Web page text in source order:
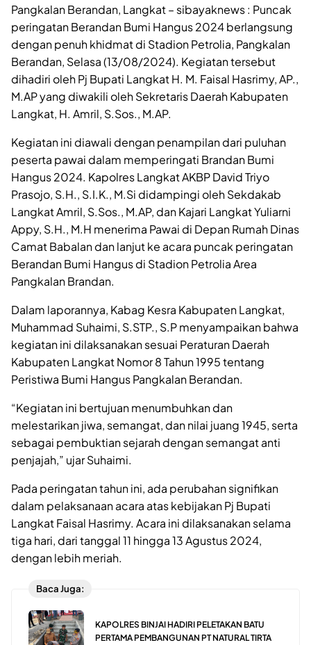
Pangkalan Berandan, Langkat – sibayaknews : Puncak
peringatan Berandan Bumi Hangus 2024 berlangsung
dengan penuh khidmat di Stadion Petrolia, Pangkalan
Berandan, Selasa (13/08/2024). Kegiatan tersebut
dihadiri oleh Pj Bupati Langkat H. M. Faisal Hasrimy, AP.,
M.AP yang diwakili oleh Sekretaris Daerah Kabupaten
Langkat, H. Amril, S.Sos., M.AP.
Kegiatan ini diawali dengan penampilan dari puluhan
peserta pawai dalam memperingati Brandan Bumi
Hangus 2024. Kapolres Langkat AKBP David Triyo
Prasojo, S.H., S.I.K., M.Si didampingi oleh Sekdakab
Langkat Amril, S.Sos., M.AP, dan Kajari Langkat Yuliarni
Appy, S.H., M.H menerima Pawai di Depan Rumah Dinas
Camat Babalan dan lanjut ke acara puncak peringatan
Berandan Bumi Hangus di Stadion Petrolia Area
Pangkalan Brandan.
Dalam laporannya, Kabag Kesra Kabupaten Langkat,
Muhammad Suhaimi, S.STP., S.P menyampaikan bahwa
kegiatan ini dilaksanakan sesuai Peraturan Daerah
Kabupaten Langkat Nomor 8 Tahun 1995 tentang
Peristiwa Bumi Hangus Pangkalan Berandan.
“Kegiatan ini bertujuan menumbuhkan dan
melestarikan jiwa, semangat, dan nilai juang 1945, serta
sebagai pembuktian sejarah dengan semangat anti
penjajah,” ujar Suhaimi.
Pada peringatan tahun ini, ada perubahan signifikan
dalam pelaksanaan acara atas kebijakan Pj Bupati
Langkat Faisal Hasrimy. Acara ini dilaksanakan selama
tiga hari, dari tanggal 11 hingga 13 Agustus 2024,
dengan lebih meriah.
Baca Juga:
KAPOLRES BINJAI HADIRI PELETAKAN BATU
PERTAMA PEMBANGUNAN PT NATURAL TIRTA